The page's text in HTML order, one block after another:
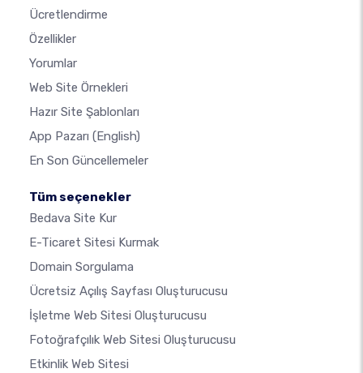
Ücretlendirme
Özellikler
Yorumlar
Web Site Örnekleri
Hazır Site Şablonları
App Pazarı (English)
En Son Güncellemeler
Tüm seçenekler
Bedava Site Kur
E-Ticaret Sitesi Kurmak
Domain Sorgulama
Ücretsiz Açılış Sayfası Oluşturucusu
İşletme Web Sitesi Oluşturucusu
Fotoğrafçılık Web Sitesi Oluşturucusu
Etkinlik Web Sitesi